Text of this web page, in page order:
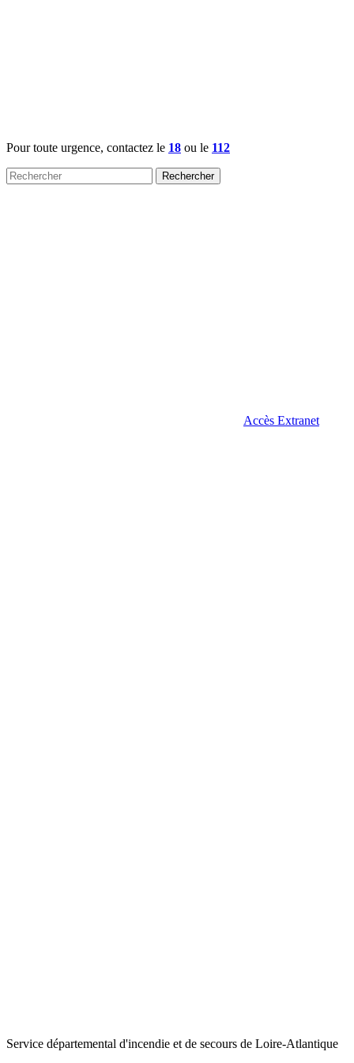
Pour toute urgence, contactez le 18 ou le 112
Rechercher :
Accès Extranet
Service départemental d'incendie et de secours de Loire-Atlantique